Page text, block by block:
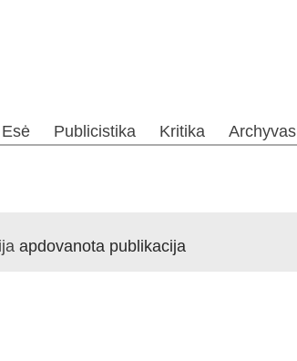
Esė Publicistika Kritika Archyvas
apdovanota publikacija